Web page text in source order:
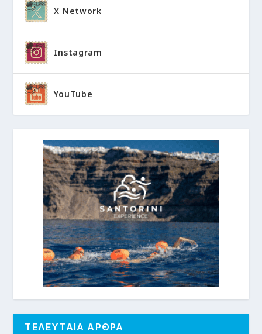
X Network
Instagram
YouTube
ΤΕΛΕΥΤΑΙΑ ΑΡΘΡΑ